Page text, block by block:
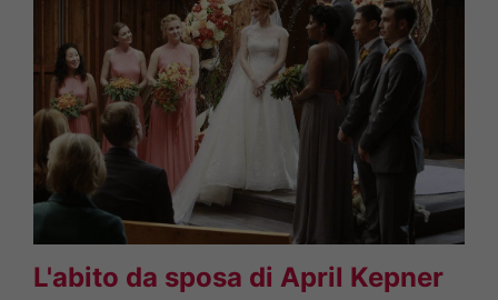
L'abito da sposa di April Kepner